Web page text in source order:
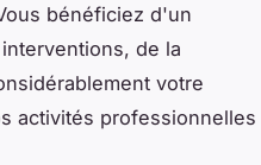
bénéficiez d'un
de la
votre
activités professionnelles